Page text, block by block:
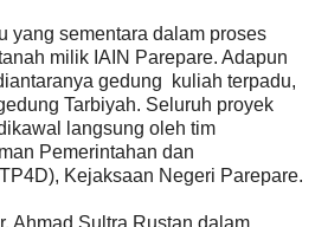
yang sementara dalam proses
milik IAIN Parepare. Adapun
gedung kuliah terpadu,
Tarbiyah. Seluruh proyek
langsung oleh tim
Pemerintahan dan
Kejaksaan Negeri Parepare.
Ahmad Sultra Rustan dalam